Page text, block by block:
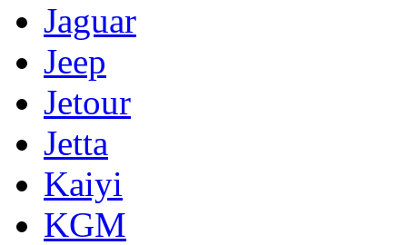
Jaguar
Jeep
Jetour
Jetta
Kaiyi
KGM